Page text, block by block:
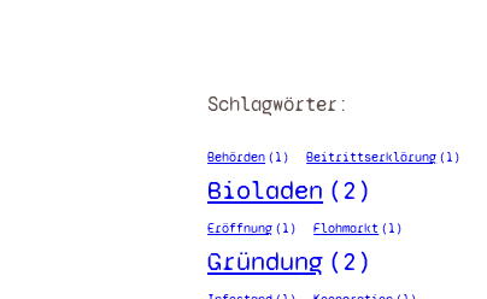
Schlagwörter:
Behörden (1) Beitrittserklärung (1)
Bioladen (2)
Eröffnung (1) Flohmarkt (1)
Gründung (2)